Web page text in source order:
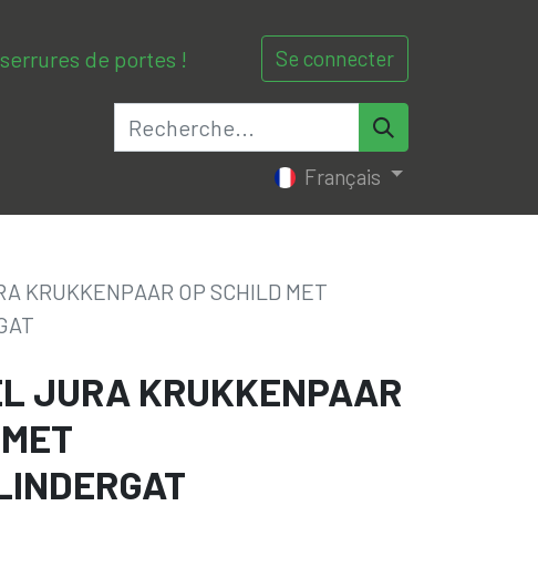
de portes ! Se connecter
0 Français
KRUKKENPAAR OP SCHILD MET
JURA KRUKKENPAAR